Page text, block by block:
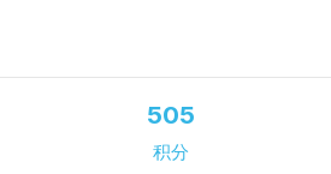
505
积分